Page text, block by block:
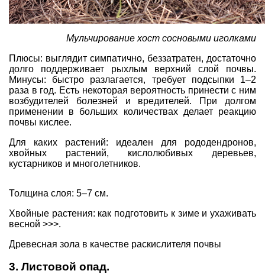
Мульчирование хост сосновыми иголками
Плюсы: выглядит симпатично, беззатратен, достаточно
долго поддерживает рыхлым верхний слой почвы.
Минусы: быстро разлагается, требует подсыпки 1–2
раза в год. Есть некоторая вероятность принести с ним
возбудителей болезней и вредителей. При долгом
применении в больших количествах делает реакцию
почвы кислее.
Для каких растений: идеален для рододендронов,
хвойных растений, кислолюбивых деревьев,
кустарников и многолетников.
Толщина слоя: 5–7 см.
Хвойные растения: как подготовить к зиме и ухаживать
весной >>>.
Древесная зола в качестве раскислителя почвы
3. Листовой опад.